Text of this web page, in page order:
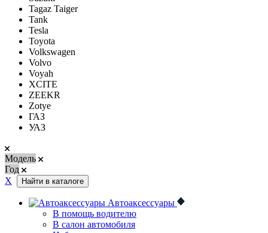
Tagaz Taiger
Tank
Tesla
Toyota
Volkswagen
Volvo
Voyah
XCITE
ZEEKR
Zotye
ГАЗ
УАЗ
Модель
Год
Х
Найти в каталоге
Автоаксессуары
В помощь водителю
В салон автомобиля